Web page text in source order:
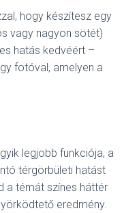
hogy készítesz egy
vagy nagyon sötét)
hatás kedvéért –
fotóval, amelyen a
legjobb funkciója, a
térgörbületi hatást
a témát színes háttér
eredmény.